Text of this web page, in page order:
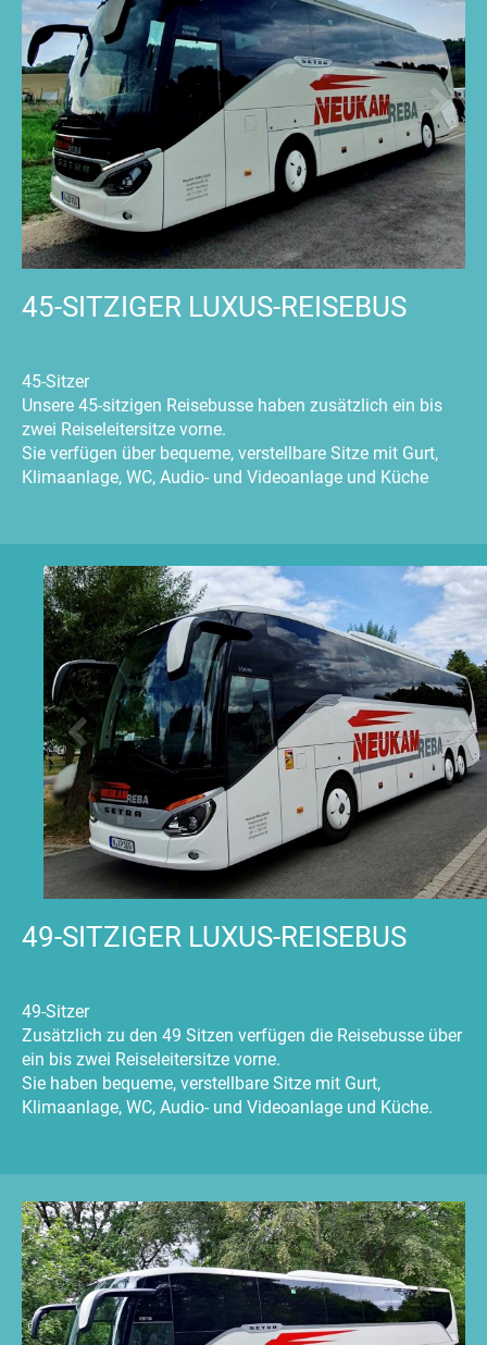
45-SITZIGER LUXUS-REISEBUS
45-Sitzer
Unsere 45-sitzigen Reisebusse haben zusätzlich ein bis
zwei Reiseleitersitze vorne.
Sie verfügen über bequeme, verstellbare Sitze mit Gurt,
Klimaanlage, WC, Audio- und Videoanlage und Küche
49-SITZIGER LUXUS-REISEBUS
49-Sitzer
Zusätzlich zu den 49 Sitzen verfügen die Reisebusse über
ein bis zwei Reiseleitersitze vorne.
Sie haben bequeme, verstellbare Sitze mit Gurt,
Klimaanlage, WC, Audio- und Videoanlage und Küche.